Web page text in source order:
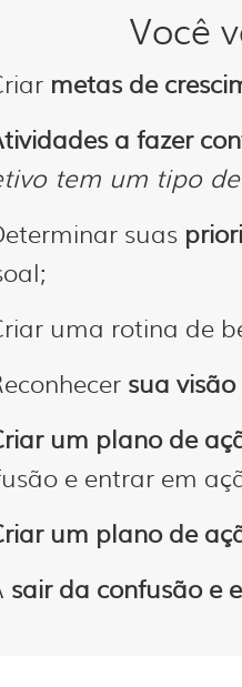
Você
metas de
a fazer
tem um tipo
suas
uma rotina de
sua
um plano de
e entrar em
um plano de
sair da confusão e